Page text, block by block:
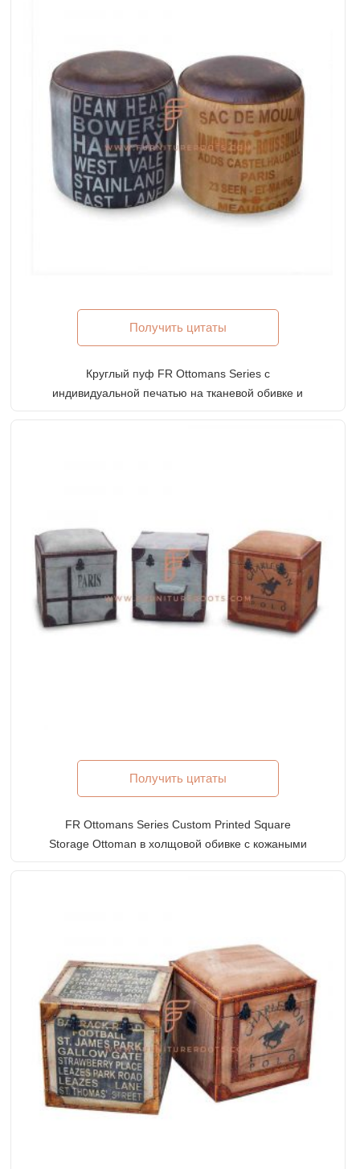
Получить цитаты
Круглый пуф FR Ottomans Series с
индивидуальной печатью на тканевой обивке и
Получить цитаты
FR Ottomans Series Custom Printed Square
Storage Ottoman в холщовой обивке с кожаными